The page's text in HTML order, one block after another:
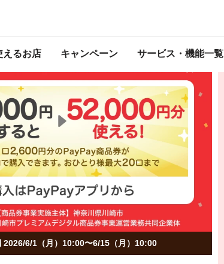
えるお店 キャンペーン サービス・機能一覧
2026/6/1（月）10:00〜6/15（月）10:00